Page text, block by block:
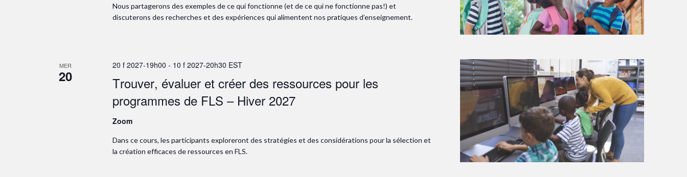
Nous partagerons des exemples de ce qui fonctionne (et de ce qui ne fonctionne pas!) et
discuterons des recherches et des expériences qui alimentent nos pratiques d’enseignement.
MER
20
Trouver, évaluer et créer des ressources pour les
programmes de FLS – Hiver 2027
20 f 2027-19h00 - 10 f 2027-20h30 EST
Zoom
Dans ce cours, les participants exploreront des stratégies et des considérations pour la sélection et
la création efficaces de ressources en FLS.